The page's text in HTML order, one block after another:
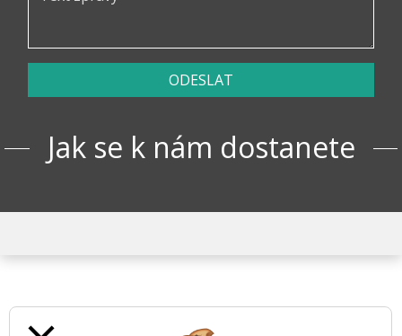
ODESLAT
Jak se k nám dostanete